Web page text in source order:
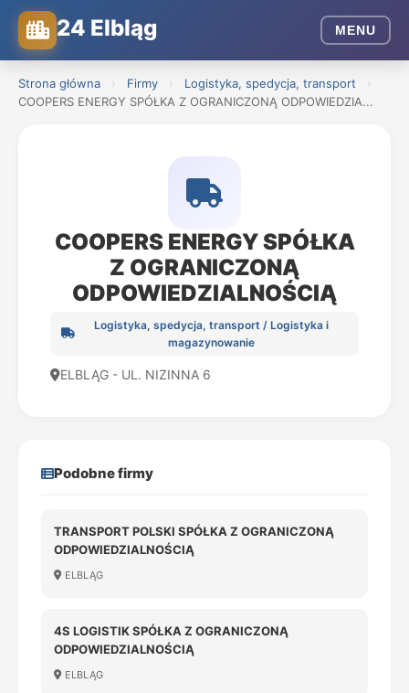
24 Elbląg MENU
Strona główna › Firmy › Logistyka, spedycja, transport
›
COOPERS ENERGY SPÓŁKA Z OGRANICZONĄ ODPOWIEDZIA...
COOPERS ENERGY SPÓŁKA
Z OGRANICZONĄ
ODPOWIEDZIALNOŚCIĄ
Logistyka, spedycja, transport / Logistyka i
magazynowanie
ELBLĄG - UL. NIZINNA 6
Podobne firmy
TRANSPORT POLSKI SPÓŁKA Z OGRANICZONĄ
ODPOWIEDZIALNOŚCIĄ
ELBLĄG
4S LOGISTIK SPÓŁKA Z OGRANICZONĄ
ODPOWIEDZIALNOŚCIĄ
ELBLĄG